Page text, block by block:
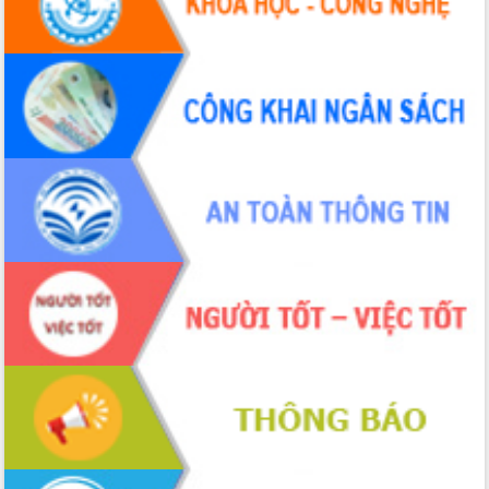
Hội thảo khoa học “Giải pháp thúc đẩy
phát triển nền kinh tế xanh tại tỉnh
Đắk Lắk”
Tăng cường giám sát, đôn đốc thực
hiện nhiệm vụ quản lý tài sản công
hàng tuần
Tháo gỡ những vướng mắc, đẩy mạnh
công tác cải cách thủ tục hành chính
tại Trung tâm Phục vụ hành chính
công tỉnh
Đắk Lắk: Tôn vinh 46 giải pháp tại Hội
thi Sáng tạo Kỹ thuật 2024 - 2025
Đắk Lắk rà soát, điều chỉnh Đề án 190
về phát triển nuôi trồng thủy sản
Phó Chủ tịch UBND tỉnh Đắk Lắk
Trương Công Thái kiểm tra thực địa
Dự án cao tốc Khánh Hòa - Buôn Ma
Thuột
Định vị cà phê Việt Nam như một “di
sản sống” trong dòng chảy toàn cầu